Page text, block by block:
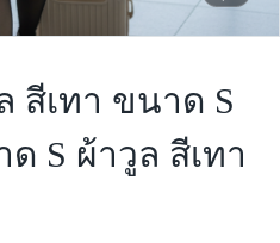
สีเทา ขนาด S
S ผ้าวูล สีเทา